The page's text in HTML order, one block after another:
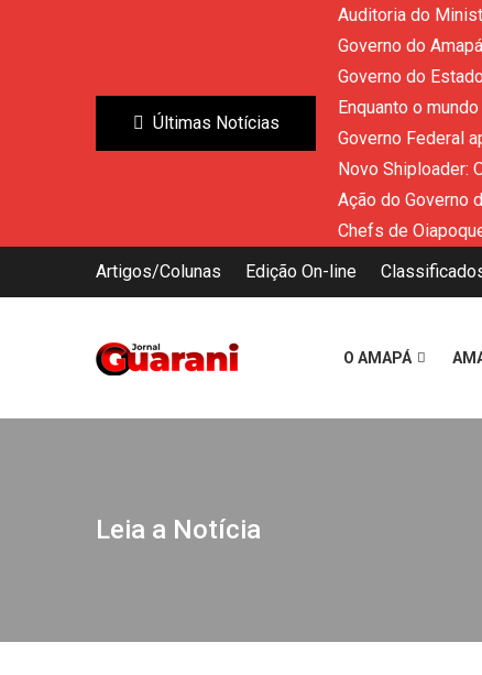
Últimas Notícias
Auditoria do
Governo do
Governo do
Enquanto o
Governo Federal
Novo Shiploader:
Ação do Governo
Chefs de
Artigos/Colunas
Edição On-line
O AMAPÁ
Leia a Notícia